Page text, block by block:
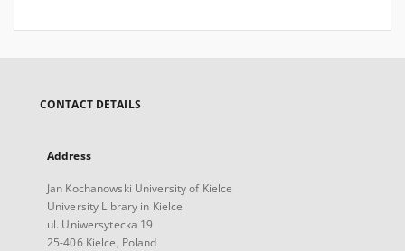
CONTACT DETAILS
Address
Jan Kochanowski University of Kielce
University Library in Kielce
ul. Uniwersytecka 19
25-406 Kielce, Poland